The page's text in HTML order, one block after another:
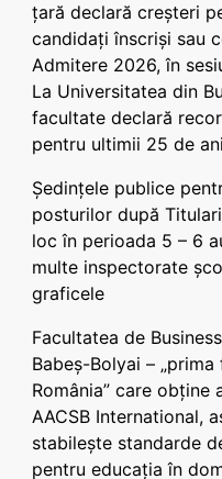
țară declară creșteri
candidați înscriși sau
Admitere 2026, în
La Universitatea din
facultate declară
pentru ultimii 25 de ani
Ședințele publice
posturilor după
loc în perioada 5 – 6
multe inspectorate
graficele
Facultatea de
Babeș-Bolyai –
România” care obține
AACSB International,
stabilește standarde
pentru educația în